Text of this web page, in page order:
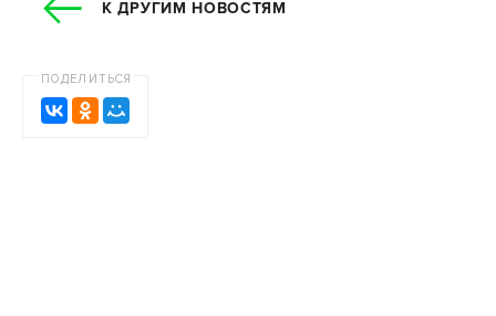
К ДРУГИМ НОВОСТЯМ
ПОДЕЛИТЬСЯ